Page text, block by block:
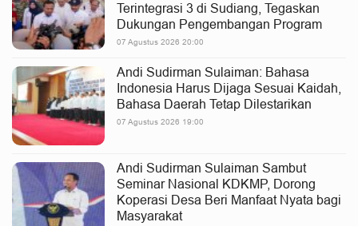
Terintegrasi 3 di Sudiang, Tegaskan
Dukungan Pengembangan Program
07 Agustus 2026 20:00
Andi Sudirman Sulaiman: Bahasa
Indonesia Harus Dijaga Sesuai Kaidah,
Bahasa Daerah Tetap Dilestarikan
07 Agustus 2026 19:00
Andi Sudirman Sulaiman Sambut
Seminar Nasional KDKMP, Dorong
Koperasi Desa Beri Manfaat Nyata bagi
Masyarakat